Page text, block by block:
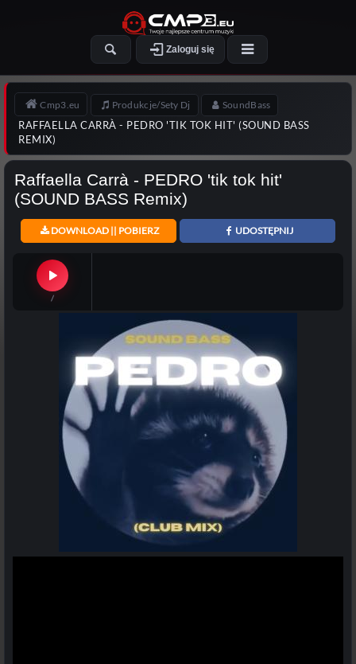
Zaloguj się
Cmp3.eu Produkcje/Sety Dj SoundBass
RAFFAELLA CARRÀ - PEDRO 'TIK TOK HIT' (SOUND BASS
REMIX)
Raffaella Carrà - PEDRO 'tik tok hit'
(SOUND BASS Remix)
DOWNLOAD || POBIERZ UDOSTĘPNIJ
/